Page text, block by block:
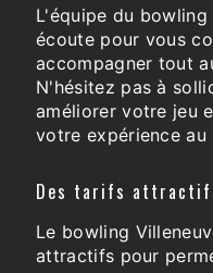
L'équipe du
écoute pour vous
accompagner tout
N'hésitez pas à
améliorer votre jeu
votre expérience au
Des tarifs
Le bowling
attractifs pour